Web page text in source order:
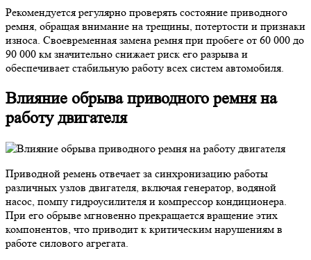
Рекомендуется регулярно проверять состояние приводного
ремня, обращая внимание на трещины, потертости и признаки
износа. Своевременная замена ремня при пробеге от 60 000 до
90 000 км значительно снижает риск его разрыва и
обеспечивает стабильную работу всех систем автомобиля.
Влияние обрыва приводного ремня на
работу двигателя
Приводной ремень отвечает за синхронизацию работы
различных узлов двигателя, включая генератор, водяной
насос, помпу гидроусилителя и компрессор кондиционера.
При его обрыве мгновенно прекращается вращение этих
компонентов, что приводит к критическим нарушениям в
работе силового агрегата.